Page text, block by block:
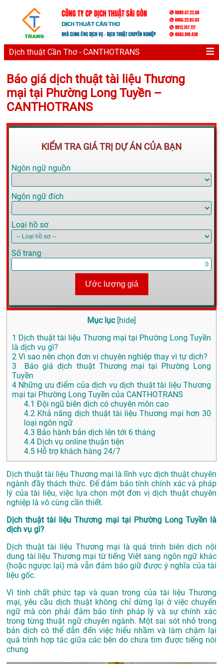
Dịch thuật Cần Thơ - CANTHOTRANS
Báo giá dịch thuật tài liệu Thương
mại tại Phường Long Tuyền –
CANTHOTRANS
KIỂM TRA GIÁ TRỊ DỰ ÁN CỦA BẠN
Ngôn ngữ nguồn
Ngôn ngữ đích
Loại hồ sơ
Số trang
Ước lượng giá
Mục lục [hide]
1 Dịch thuật tài liệu Thương mại tại Phường Long Tuyền
là dịch vụ gì?
2 Vì sao nên chọn đơn vị chuyên nghiệp thay vì tự dịch?
3 Báo giá dịch thuật Thương mại tại Phường Long
Tuyền
4 Những ưu điểm của dịch vụ dịch thuật tài liệu Thương
mại tại Phường Long Tuyền của CANTHOTRANS
4.1 Đội ngũ biên dịch có chuyên môn cao
4.2 Khả năng dịch thuật tài liệu Thương mại hơn 30
loại ngôn ngữ
4.3 Bảo hành bản dịch lên tới 6 tháng
4.4 Dịch vụ online thuận tiện
4.5 Hỗ trợ khách hàng 24/7
Dịch thuật tài liệu Thương mại là lĩnh vực dịch thuật chuyên
ngành đầy thách thức. Để đảm bảo tính chính xác và pháp
lý của tài liệu, việc lựa chọn một đơn vị dịch thuật chuyên
nghiệp là vô cùng cần thiết.
Dịch thuật tài liệu Thương mại tại Phường Long Tuyền là
dịch vụ gì?
Dịch thuật tài liệu Thương mại là quá trình biên dịch nội
dung tài liệu Thương mại từ tiếng Việt sang ngôn ngữ khác
(hoặc ngược lại) mà vẫn đảm bảo giữ được ý nghĩa của tài
liệu gốc.
Vì tính chất phức tạp và quan trọng của tài liệu Thương
mại, yêu cầu dịch thuật không chỉ dừng lại ở việc chuyển
ngữ mà còn phải đảm bảo tính pháp lý và sự chính xác
trong từng thuật ngữ chuyên ngành. Một sai sót nhỏ trong
bản dịch có thể dẫn đến việc hiểu nhầm và làm chậm lại
quá trình hợp tác giữa các bên do chưa tìm được tiếng nói
chung